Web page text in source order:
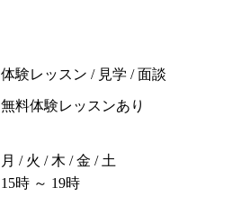
体験レッスン / 見学 / 面談
無料体験レッスンあり
月 / 火 / 木 / 金 / 土
15時 ～ 19時